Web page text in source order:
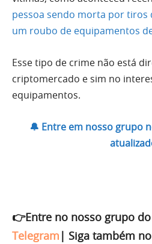
pessoa sendo morta por tiros
um roubo de equipamentos
Esse tipo de crime não está
criptomercado e sim no
equipamentos.
🔔 Entre em nosso grupo
👉Entre no nosso grupo do
Telegram | Siga também no